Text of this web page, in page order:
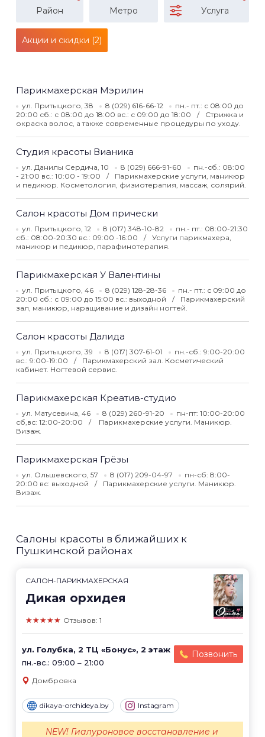
Район Метро Услуга
Акции и скидки (2)
Парикмахерская Мэрилин
ул. Притыцкого, 38 8 (029) 616-66-12
пн.- пт.: с 08:00 до
20:00 сб.: с 08:00 до 18:00 вс.: с 09:00 до 18:00
Стрижка и
окраска волос, а также современные процедуры по уходу.
Студия красоты Вианика
ул. Данилы Сердича, 10 8 (029) 666-91-60
пн.-сб.: 08:00
- 21:00 вс.: 10:00 - 19:00
Парикмахерские услуги, маникюр
и педикюр. Косметология, физиотерапия, массаж, солярий.
Салон красоты Дом прически
ул. Притыцкого, 12 8 (017) 348-10-82
пн.- пт.: 08:00-21:30
сб.: 08:00-20:30 вс.: 09:00 -16:00
Услуги парикмахера,
маникюр и педикюр, парафинотерапия.
Парикмахерская У Валентины
ул. Притыцкого, 46 8 (029) 128-28-36
пн.- пт.: с 09:00 до
20:00 сб.: с 09:00 до 15:00 вс.: выходной
Парикмахерский
зал, маникюр, наращивание и дизайн ногтей.
Салон красоты Далида
ул. Притыцкого, 39 8 (017) 307-61-01
пн.-сб.: 9:00-20:00
вс.: 9:00-19:00
Парикмахерский зал. Косметический
кабинет. Ногтевой сервис.
Парикмахерская Креатив-студио
ул. Матусевича, 46 8 (029) 260-91-20
пн-пт: 10:00-20:00
сб,вс: 12:00-20:00
Парикмахерские услуги. Маникюр.
Визаж.
Парикмахерская Грёзы
ул. Ольшевского, 57 8 (017) 209-04-97
пн-сб: 8:00-
20:00 вс: выходной
Парикмахерские услуги. Маникюр.
Визаж.
Салоны красоты в ближайших к
Пушкинской районах
САЛОН-ПАРИКМАХЕРСКАЯ
Дикая орхидея
★★★★★ Отзывов: 1
ул. Голубка, 2 ТЦ «Бонус», 2 этаж
пн.-вс.: 09:00 – 21:00
Позвонить
Домбровка
dikaya-orchideya.by Instagram
NEW! Гиалуроновое восстановление и